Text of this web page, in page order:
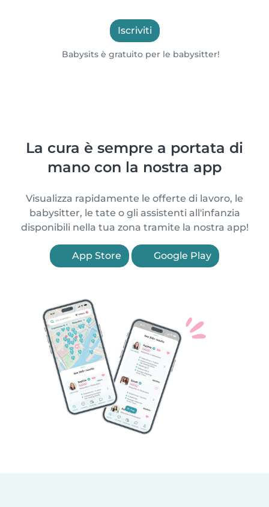
Iscriviti
Babysits è gratuito per le babysitter!
La cura è sempre a portata di
mano con la nostra app
Visualizza rapidamente le offerte di lavoro, le
babysitter, le tate o gli assistenti all'infanzia
disponibili nella tua zona tramite la nostra app!
App Store Google Play